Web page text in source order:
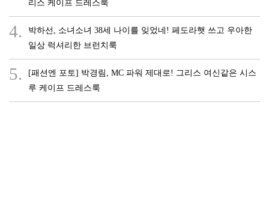
리스 케이프 드레스룩
4.
박하선, 소녀소녀 38세 나이를 잊었네! 페도라햇 쓰고 우아한
일상 럭셔리한 브런치룩
5.
[패션엔 포토] 박경림, MC 파워 제대로! 그리스 여신같은 시스
루 케이프 드레스룩